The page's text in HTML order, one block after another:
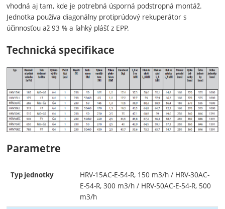
vhodná aj tam, kde je potrebná úsporná podstropná montáž.
Jednotka používa diagonálny protiprúdový rekuperátor s
účinnosťou až 93 % a ľahký plášť z EPP.
Technická specifikace
Parametre
Typ jednotky
HRV-15AC-E-54-R, 150 m3/h / HRV-30AC-
E-54-R, 300 m3/h / HRV-50AC-E-54-R, 500
m3/h